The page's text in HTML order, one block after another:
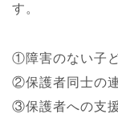
す。
①障害のない子
②保護者同士の
③保護者への支